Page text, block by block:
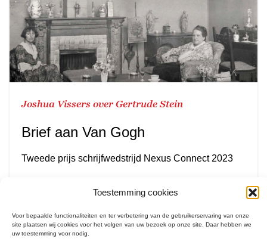
Toestemming cookies
Voor bepaalde functionaliteiten en ter verbetering van de gebruikerservaring van onze
site plaatsen wij cookies voor het volgen van uw bezoek op onze site. Daar hebben we
uw toestemming voor nodig.
Joshua Vissers over Gertrude Stein
Brief aan Van Gogh
Tweede prijs schrijfwedstrijd Nexus Connect 2023
Literatuur